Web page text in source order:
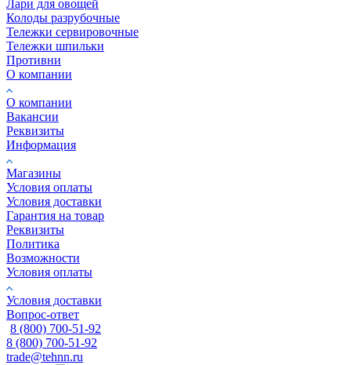
Лари для овощей
Колоды разрубочные
Тележки сервировочные
Тележки шпильки
Противни
О компании
О компании
Вакансии
Реквизиты
Информация
Магазины
Условия оплаты
Условия доставки
Гарантия на товар
Реквизиты
Политика
Возможности
Условия оплаты
Условия доставки
Вопрос-ответ
8 (800) 700-51-92
8 (800) 700-51-92
trade@tehnn.ru